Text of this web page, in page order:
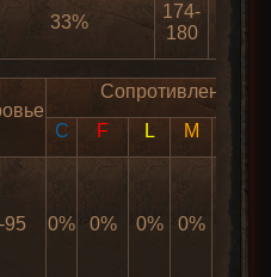
33%
174-
180
Сопротивления
C
F L M Phy
95 0% 0% 0% 0%